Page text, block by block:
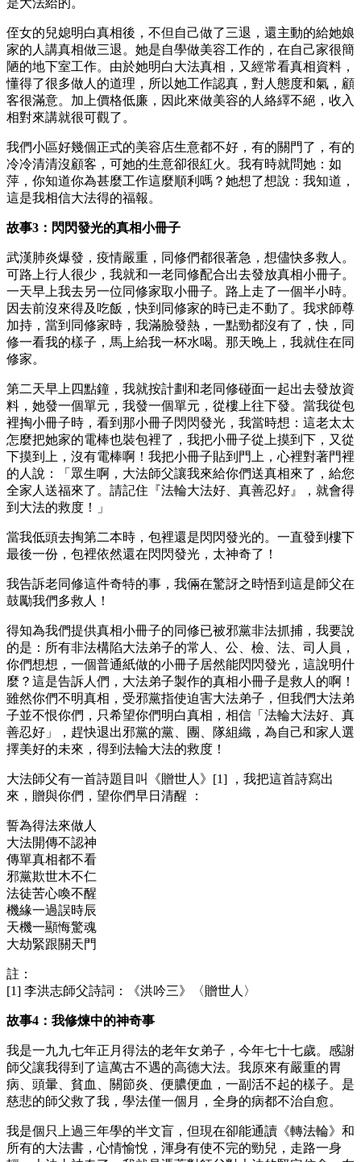
侄女的兒媳明白真相後，不但自己做了三退，還主動的給她娘
家的人講真相做三退。她是自學做美容工作的，在自己家很簡
陋的地下室工作。由於她明白大法真相，又經常看真相資料，
懂得了很多做人的道理，所以她工作認真，對人態度和氣，顧
客很滿意。加上價格低廉，因此來做美容的人絡繹不絕，收入
相對來講就很可觀了。
我們小區好幾個正式的美容店生意都不好，有的關門了，有的
冷冷清清沒顧客，可她的生意卻很紅火。我有時就問她：如
萍，你知道你為甚麼工作這麼順利嗎？她想了想說：我知道，
這是我相信大法得的福報。
故事3：閃閃發光的真相小冊子
武漢肺炎爆發，疫情嚴重，同修們都很著急，想儘快多救人。
可路上行人很少，我就和一老同修配合出去發放真相小冊子。
一天早上我去另一位同修家取小冊子。路上走了一個半小時。
因去前沒來得及吃飯，快到同修家的時已走不動了。我求師尊
加持，當到同修家時，我滿臉發熱，一點勁都沒有了，快，同
修一看我的樣子，馬上給我一杯水喝。那天晚上，我就住在同
修家。
第二天早上四點鐘，我就按計劃和老同修碰面一起出去發放資
料，她發一個單元，我發一個單元，從樓上往下發。當我從包
裡掏小冊子時，看到那小冊子閃閃發光，我當時想：這老太太
怎麼把她家的電棒也裝包裡了，我把小冊子從上摸到下，又從
下摸到上，沒有電棒啊！我把小冊子貼到門上，心裡對著門裡
的人說：「眾生啊，大法師父讓我來給你們送真相來了，給您
全家人送福來了。請記住『法輪大法好、真善忍好』，就會得
到大法的救度！」
當我低頭去掏第二本時，包裡還是閃閃發光的。一直發到樓下
最後一份，包裡依然還在閃閃發光，太神奇了！
我告訴老同修這件奇特的事，我倆在驚訝之時悟到這是師父在
鼓勵我們多救人！
得知為我們提供真相小冊子的同修已被邪黨非法抓捕，我要說
的是：所有非法構陷大法弟子的常人、公、檢、法、司人員，
你們想想，一個普通紙做的小冊子居然能閃閃發光，這說明什
麼？這是告訴人們，大法弟子製作的真相小冊子是救人的啊！
雖然你們不明真相，受邪黨指使迫害大法弟子，但我們大法弟
子並不恨你們，只希望你們明白真相，相信「法輪大法好、真
善忍好」，趕快退出邪黨的黨、團、隊組織，為自己和家人選
擇美好的未來，得到法輪大法的救度！
大法師父有一首詩題目叫《贈世人》[1] ，我把這首詩寫出
來，贈與你們，望你們早日清醒 ：
誓為得法來做人
大法開傳不認神
傳單真相都不看
邪黨欺世木不仁
法徒苦心喚不醒
機緣一過誤時辰
天機一顯悔驚魂
大劫緊跟關天門
註：
[1] 李洪志師父詩詞：《洪吟三》〈贈世人〉
故事4：我修煉中的神奇事
我是一九九七年正月得法的老年女弟子，今年七十七歲。感謝
師父讓我得到了這萬古不遇的高德大法。我原來有嚴重的胃
病、頭暈、貧血、關節炎、便膿便血，一副活不起的樣子。是
慈悲的師父救了我，學法僅一個月，全身的病都不治自愈。
我是個只上過三年學的半文盲，但現在卻能通讀《轉法輪》和
所有的大法書，心情愉悅，渾身有使不完的勁兒，走路一身